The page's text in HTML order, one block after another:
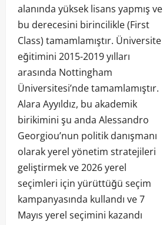
alanında yüksek lisans yapmış ve
bu derecesini birincilikle (First
Class) tamamlamıştır. Üniversite
eğitimini 2015-2019 yılları
arasında Nottingham
Üniversitesi’nde tamamlamıştır.
Alara Ayyıldız, bu akademik
birikimini şu anda Alessandro
Georgiou’nun politik danışmanı
olarak yerel yönetim stratejileri
geliştirmek ve 2026 yerel
seçimleri için yürüttüğü seçim
kampanyasında kullandı ve 7
Mayıs yerel seçimini kazandı